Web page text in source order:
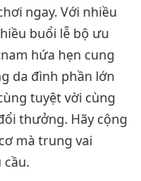
ngay. Với nhiều
buổi lễ bộ ưu
hứa hẹn cung
da đình phần lớn
tuyệt vời cùng
thưởng. Hãy cộng
mà trung vai